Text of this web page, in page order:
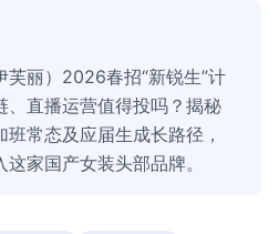
芙丽）2026春招“新锐生”计
、直播运营值得投吗？揭秘
常态及应届生成长路径，
家国产女装头部品牌。